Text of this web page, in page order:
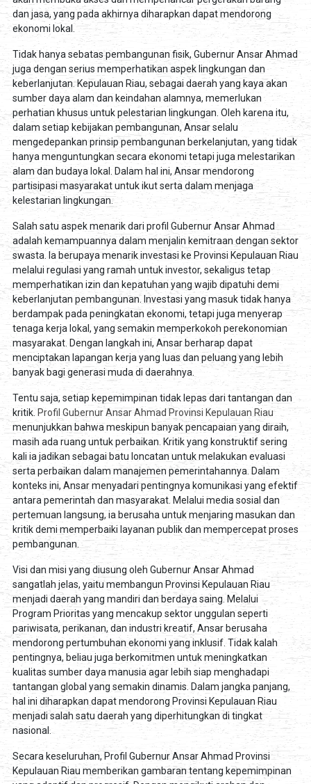
dan jasa, yang pada akhirnya diharapkan dapat mendorong
ekonomi lokal.
Tidak hanya sebatas pembangunan fisik, Gubernur Ansar Ahmad
juga dengan serius memperhatikan aspek lingkungan dan
keberlanjutan. Kepulauan Riau, sebagai daerah yang kaya akan
sumber daya alam dan keindahan alamnya, memerlukan
perhatian khusus untuk pelestarian lingkungan. Oleh karena itu,
dalam setiap kebijakan pembangunan, Ansar selalu
mengedepankan prinsip pembangunan berkelanjutan, yang tidak
hanya menguntungkan secara ekonomi tetapi juga melestarikan
alam dan budaya lokal. Dalam hal ini, Ansar mendorong
partisipasi masyarakat untuk ikut serta dalam menjaga
kelestarian lingkungan.
Salah satu aspek menarik dari profil Gubernur Ansar Ahmad
adalah kemampuannya dalam menjalin kemitraan dengan sektor
swasta. Ia berupaya menarik investasi ke Provinsi Kepulauan Riau
melalui regulasi yang ramah untuk investor, sekaligus tetap
memperhatikan izin dan kepatuhan yang wajib dipatuhi demi
keberlanjutan pembangunan. Investasi yang masuk tidak hanya
berdampak pada peningkatan ekonomi, tetapi juga menyerap
tenaga kerja lokal, yang semakin memperkokoh perekonomian
masyarakat. Dengan langkah ini, Ansar berharap dapat
menciptakan lapangan kerja yang luas dan peluang yang lebih
banyak bagi generasi muda di daerahnya.
Tentu saja, setiap kepemimpinan tidak lepas dari tantangan dan
kritik. Profil Gubernur Ansar Ahmad Provinsi Kepulauan Riau
menunjukkan bahwa meskipun banyak pencapaian yang diraih,
masih ada ruang untuk perbaikan. Kritik yang konstruktif sering
kali ia jadikan sebagai batu loncatan untuk melakukan evaluasi
serta perbaikan dalam manajemen pemerintahannya. Dalam
konteks ini, Ansar menyadari pentingnya komunikasi yang efektif
antara pemerintah dan masyarakat. Melalui media sosial dan
pertemuan langsung, ia berusaha untuk menjaring masukan dan
kritik demi memperbaiki layanan publik dan mempercepat proses
pembangunan.
Visi dan misi yang diusung oleh Gubernur Ansar Ahmad
sangatlah jelas, yaitu membangun Provinsi Kepulauan Riau
menjadi daerah yang mandiri dan berdaya saing. Melalui
Program Prioritas yang mencakup sektor unggulan seperti
pariwisata, perikanan, dan industri kreatif, Ansar berusaha
mendorong pertumbuhan ekonomi yang inklusif. Tidak kalah
pentingnya, beliau juga berkomitmen untuk meningkatkan
kualitas sumber daya manusia agar lebih siap menghadapi
tantangan global yang semakin dinamis. Dalam jangka panjang,
hal ini diharapkan dapat mendorong Provinsi Kepulauan Riau
menjadi salah satu daerah yang diperhitungkan di tingkat
nasional.
Secara keseluruhan, Profil Gubernur Ansar Ahmad Provinsi
Kepulauan Riau memberikan gambaran tentang kepemimpinan